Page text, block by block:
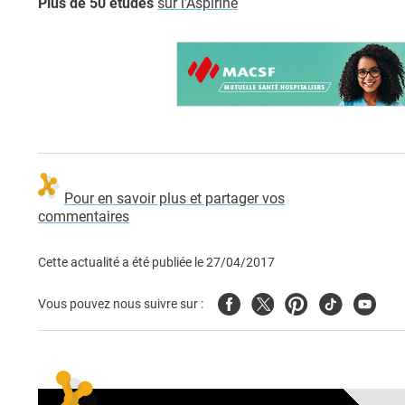
Plus de 50 études sur l'Aspirine
Pour en savoir plus et partager vos
commentaires
Cette actualité a été publiée le27/04/2017
Vous pouvez nous suivre sur : FacebookTwitterPinterest
TiktokYoutube